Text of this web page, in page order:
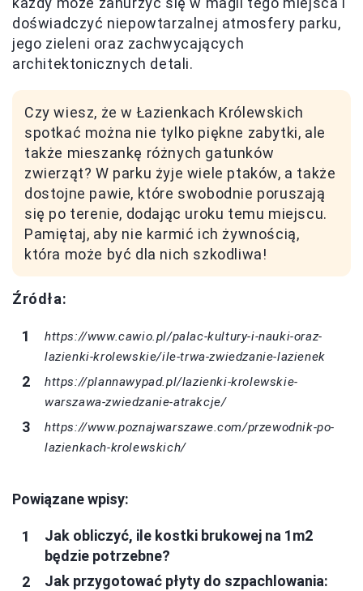
doświadczyć niepowtarzalnej atmosfery parku,
jego zieleni oraz zachwycających
architektonicznych detali.
Czy wiesz, że w Łazienkach Królewskich
spotkać można nie tylko piękne zabytki, ale
także mieszankę różnych gatunków
zwierząt? W parku żyje wiele ptaków, a także
dostojne pawie, które swobodnie poruszają
się po terenie, dodając uroku temu miejscu.
Pamiętaj, aby nie karmić ich żywnością,
która może być dla nich szkodliwa!
Źródła:
https://www.cawio.pl/palac-kultury-i-nauki-oraz-
lazienki-krolewskie/ile-trwa-zwiedzanie-lazienek
https://plannawypad.pl/lazienki-krolewskie-
warszawa-zwiedzanie-atrakcje/
https://www.poznajwarszawe.com/przewodnik-po-
lazienkach-krolewskich/
Powiązane wpisy:
Jak obliczyć, ile kostki brukowej na 1m2
będzie potrzebne?
Jak przygotować płyty do szpachlowania: